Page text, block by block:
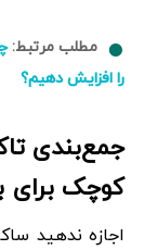
مطلب مرتبط:
را افزایش دهیم؟
جمع‌بندی
کوچک برای
اجازه ندهید